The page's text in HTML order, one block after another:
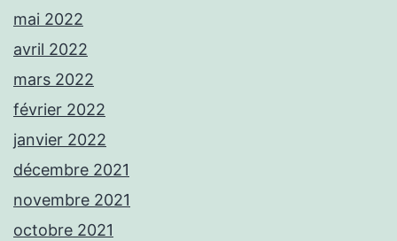
mai 2022
avril 2022
mars 2022
février 2022
janvier 2022
décembre 2021
novembre 2021
octobre 2021